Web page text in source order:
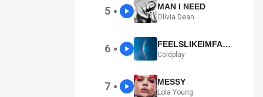
5 ● MAN I NEED
Olivia Dean
6 ● FEELSLIKEIMFALLINGINLOVE
Coldplay
7 ● MESSY
Lola Young